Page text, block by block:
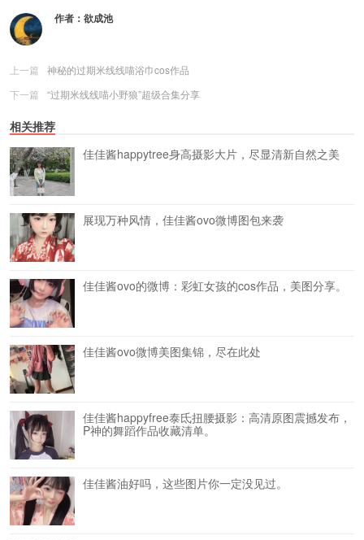
作者： 欲成池
上一篇
神秘的过期米线线喵浴巾cos作品
下一篇
“过期米线线喵小野狼”超级合集分享
相关推荐
佳佳酱happytree身高摄影大片，尽显清新自然之美
展现万种风情，佳佳酱ovo微博图包来袭
佳佳酱ovo的微博：彩虹女孩的cos作品，美图分享。
佳佳酱ovo微博美图集锦，尽在此处
佳佳酱happyfree泰氐扭腰摄影：高清原图震撼发布，
P神的舞蹈作品收藏清单。
佳佳酱油好吗，这些图片你一定没见过。